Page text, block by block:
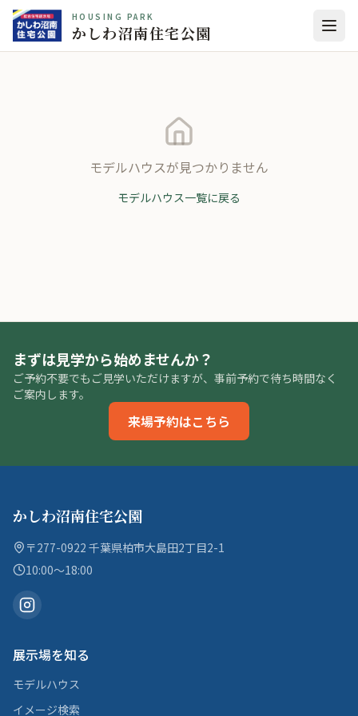
HOUSING PARK
かしわ沼南住宅公園
モデルハウスが見つかりません
モデルハウス一覧に戻る
まずは見学から始めませんか？
ご予約不要でもご見学いただけますが、事前予約で待ち時間なく
ご案内します。
来場予約はこちら
かしわ沼南住宅公園
〒277-0922 千葉県柏市大島田2丁目2-1
10:00〜18:00
展示場を知る
モデルハウス
イメージ検索